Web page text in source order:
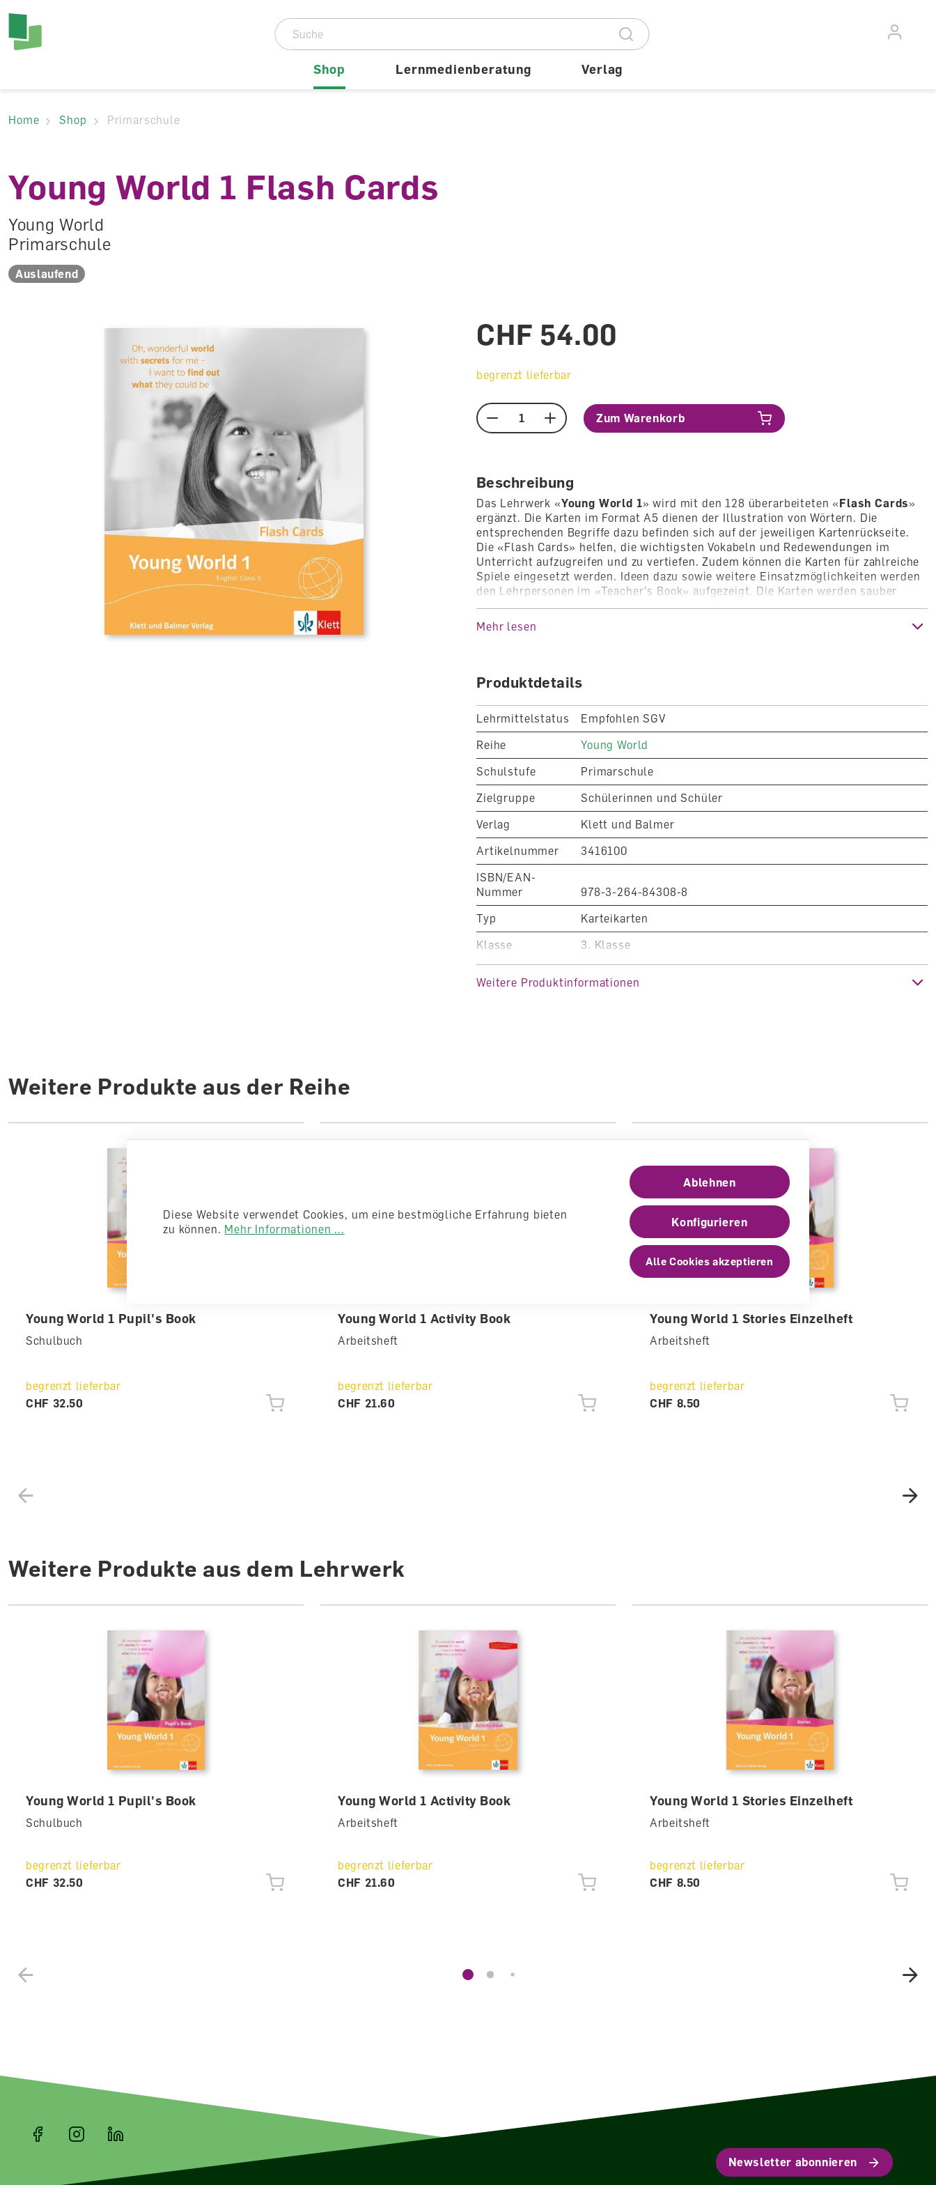
Accesskey Navigation
Direkt
Seitenanfang
Direkt
zur
Direkt
Suche
Shop Lernmedienberatung Verlag
Home Shop Primarschule
Young World 1 Flash Cards
Young World
Primarschule
Auslaufend
CHF 54.00
begrenzt lieferbar
Menge Zum Warenkorb
Beschreibung
Das Lehrwerk «Young World 1» wird mit den 128 überarbeiteten «Flash Cards»
ergänzt. Die Karten im Format A5 dienen der Illustration von Wörtern. Die
entsprechenden Begriffe dazu befinden sich auf der jeweiligen Kartenrückseite.
Die «Flash Cards» helfen, die wichtigsten Vokabeln und Redewendungen im
Unterricht aufzugreifen und zu vertiefen. Zudem können die Karten für zahlreiche
Spiele eingesetzt werden. Ideen dazu sowie weitere Einsatzmöglichkeiten werden
den Lehrpersonen im «Teacher's Book» aufgezeigt. Die Karten werden sauber
eingeordnet in einem Ordner geliefert.
Mehr lesen
Produktdetails
Lehrmittelstatus
Empfohlen SGV
Reihe
Young World
Schulstufe
Primarschule
Zielgruppe
Schülerinnen und Schüler
Verlag
Klett und Balmer
Artikelnummer
3416100
ISBN/EAN-
Nummer
978-3-264-84308-8
Typ
Karteikarten
Klasse
3. Klasse
Weitere Produktinformationen
Weitere Produkte aus der Reihe
Young World 1 Pupil's Book
Schulbuch
begrenzt lieferbar
CHF 32.50
Young World 1 Activity Book
Arbeitsheft
begrenzt lieferbar
CHF 21.60
Young World 1 Stories Einzelheft
Arbeitsheft
begrenzt lieferbar
CHF 8.50
Weitere Produkte aus dem Lehrwerk
Young World 1 Pupil's Book
Schulbuch
begrenzt lieferbar
CHF 32.50
Young World 1 Activity Book
Arbeitsheft
begrenzt lieferbar
CHF 21.60
Young World 1 Stories Einzelheft
Arbeitsheft
begrenzt lieferbar
CHF 8.50
Newsletter abonnieren
Diese Website verwendet Cookies, um eine bestmögliche Erfahrung bieten
zu können. Mehr Informationen ...
Ablehnen
Konfigurieren
Alle Cookies akzeptieren